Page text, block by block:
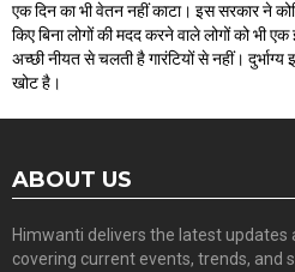
एक दिन का भी वेतन नहीं काटा। इस सरकार ने
किए बिना लोगों की मदद करने वाले लोगों को भी
अच्छी नीयत से चलती है गारंटियों से नहीं।
खोट है।
ABOUT US
Himwanti delivers the latest updates
covering current events, trends, and